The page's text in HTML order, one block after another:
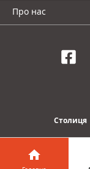
Про нас
Столиця